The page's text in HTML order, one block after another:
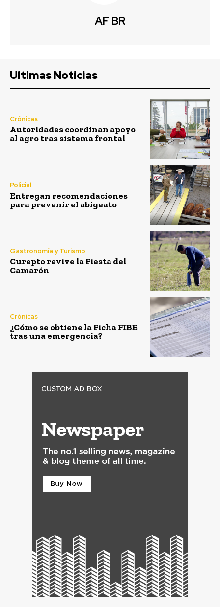
AF BR
Ultimas Noticias
Crónicas
Autoridades coordinan apoyo
al agro tras sistema frontal
Policial
Entregan recomendaciones
para prevenir el abigeato
Gastronomía y Turismo
Curepto revive la Fiesta del
Camarón
Crónicas
¿Cómo se obtiene la Ficha FIBE
tras una emergencia?